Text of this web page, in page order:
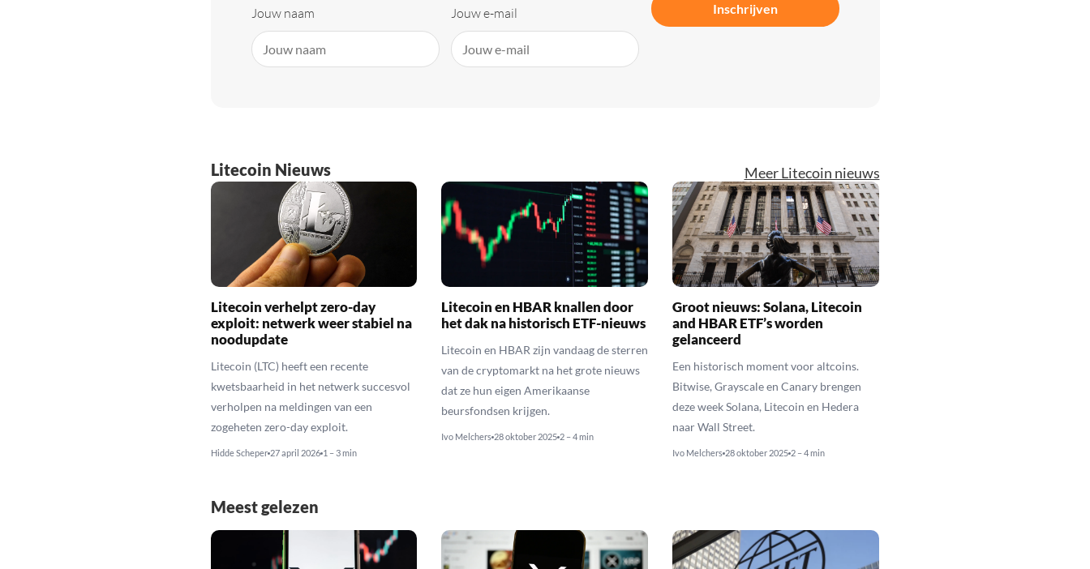
Jouw naam Jouw e-mail Inschrijven
Litecoin Nieuws Meer Litecoin nieuws
Litecoin verhelpt zero-day
exploit: netwerk weer stabiel na
noodupdate
Litecoin (LTC) heeft een recente
kwetsbaarheid in het netwerk succesvol
verholpen na meldingen van een
zogeheten zero-day exploit.
Hidde Scheper 27 april 2026 1 – 3 min
Litecoin en HBAR knallen door
het dak na historisch ETF-nieuws
Litecoin en HBAR zijn vandaag de sterren
van de cryptomarkt na het grote nieuws
dat ze hun eigen Amerikaanse
beursfondsen krijgen.
Ivo Melchers 28 oktober 2025 2 – 4 min
Groot nieuws: Solana, Litecoin
and HBAR ETF’s worden
gelanceerd
Een historisch moment voor altcoins.
Bitwise, Grayscale en Canary brengen
deze week Solana, Litecoin en Hedera
naar Wall Street.
Ivo Melchers 28 oktober 2025 2 – 4 min
Meest gelezen